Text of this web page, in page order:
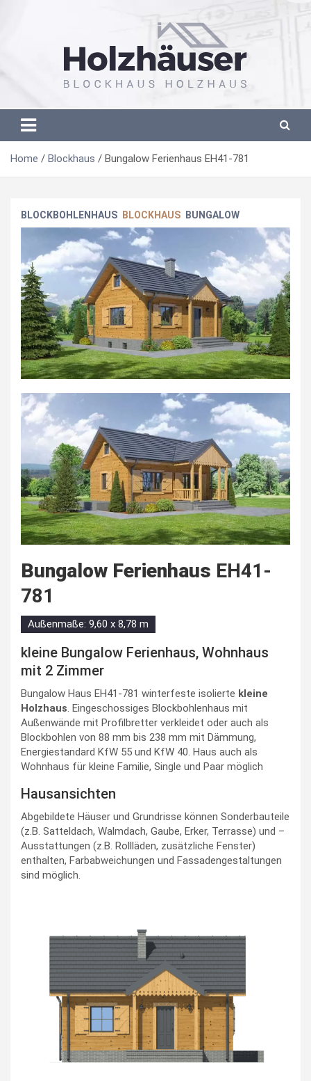
Blockhaus Holzhaus aus Polen
Home Blockhaus Bungalow Ferienhaus EH41-781
BLOCKBOHLENHAUS BLOCKHAUS BUNGALOW
Bungalow Ferienhaus EH41-
781
Außenmaße: 9,60 x 8,78 m
kleine Bungalow Ferienhaus, Wohnhaus
mit 2 Zimmer
Bungalow Haus EH41-781 winterfeste isolierte kleine
Holzhaus. Eingeschossiges Blockbohlenhaus mit
Außenwände mit Profilbretter verkleidet oder auch als
Blockbohlen von 88 mm bis 238 mm mit Dämmung,
Energiestandard KfW 55 und KfW 40. Haus auch als
Wohnhaus für kleine Familie, Single und Paar möglich
Hausansichten
Abgebildete Häuser und Grundrisse können Sonderbauteile
(z.B. Satteldach, Walmdach, Gaube, Erker, Terrasse) und –
Ausstattungen (z.B. Rollläden, zusätzliche Fenster)
enthalten, Farbabweichungen und Fassadengestaltungen
sind möglich.